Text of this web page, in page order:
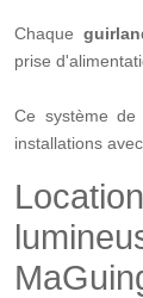
Chaque
prise
Ce système de
installations